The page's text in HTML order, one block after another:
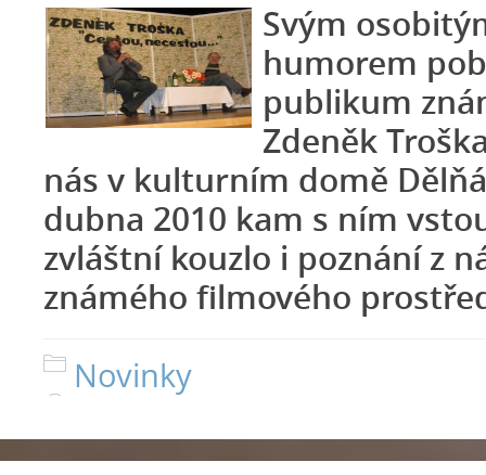
Svým
humorem
publikum
Zdeněk
nás v kulturním domě
dubna 2010 kam s ním
zvláštní kouzlo i poznání z
známého filmového
Novinky